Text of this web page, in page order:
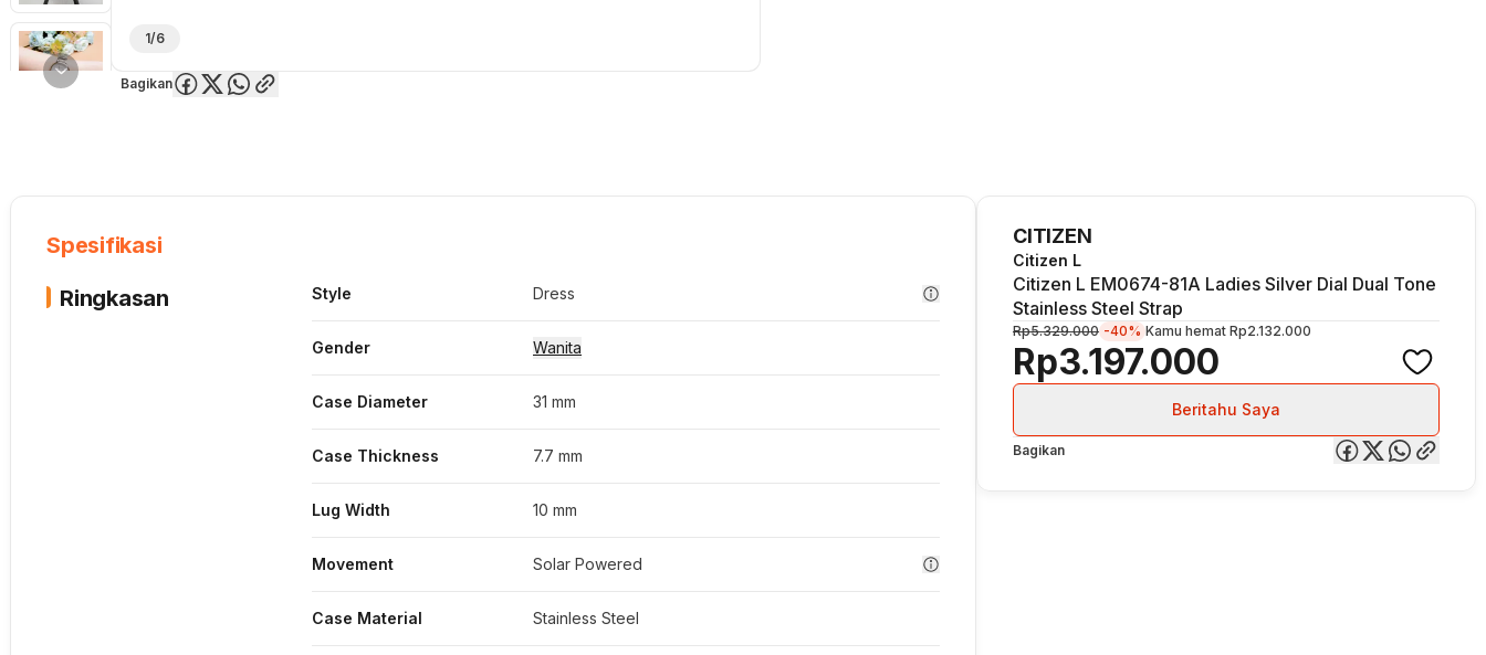
1/6
Bagikan
Spesifikasi
Ringkasan
Style Dress
Gender Wanita
Case Diameter 31 mm
Case Thickness 7.7 mm
Lug Width 10 mm
Movement Solar Powered
Case Material Stainless Steel
CITIZEN
Citizen L
Citizen L EM0674-81A Ladies Silver Dial Dual Tone
Stainless Steel Strap
Rp3.197.000
Rp5.329.000 -40% Kamu hemat Rp2.132.000
Beritahu Saya
Bagikan